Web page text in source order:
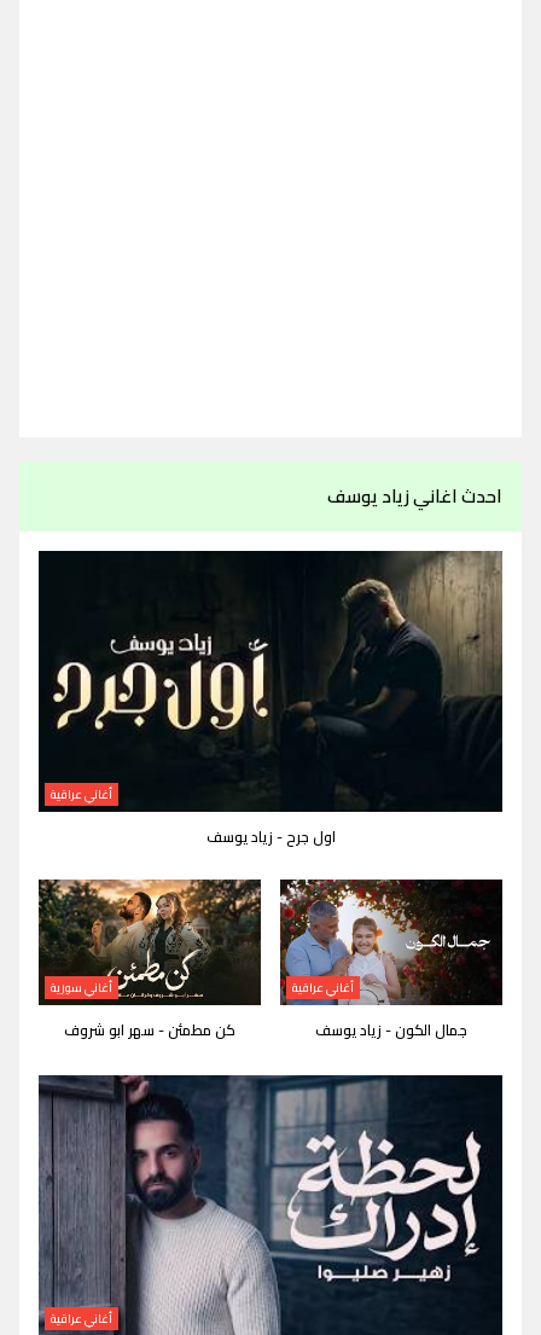
احدث اغاني زياد يوسف
أغاني عراقية
اول جرح - زياد يوسف
أغاني عراقية
جمال الكون - زياد يوسف
أغاني سورية
كن مطمئن - سهر ابو شروف
أغاني عراقية